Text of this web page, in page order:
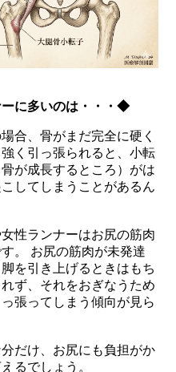
に多いのは・・・◆
合、骨がまだ完全に硬く
く引っ張られると、小転
が成長するところ）がは
してしまうことがあるん
性ランナーはお尻の筋肉
。 お尻の筋肉が未発達
を引き上げるときはもち
ず、それをおぎなうため
張ってしまう傾向が見ら
だけ、お尻にも負担がか
るでしょう。